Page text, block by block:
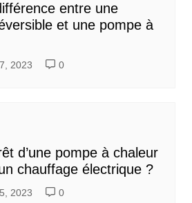
entre une
et une pompe à
2023 0
d’une pompe à chaleur
chauffage électrique ?
2023 0